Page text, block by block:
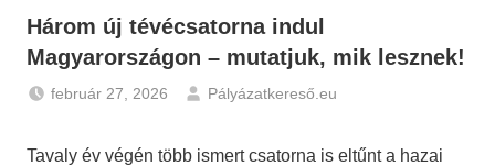
Három új tévécsatorna indul
Magyarországon – mutatjuk, mik lesznek!
február 27, 2026
Pályázatkereső.eu
Tavaly év végén több ismert csatorna is eltűnt a hazai